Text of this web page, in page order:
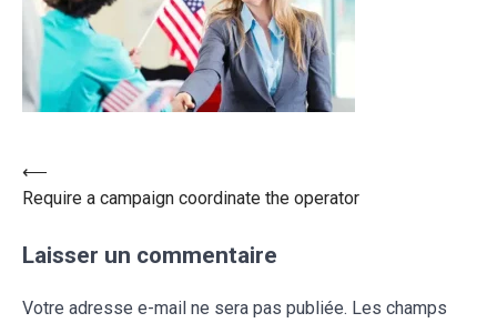
⟵
Require a campaign coordinate the operator
Laisser un commentaire
Votre adresse e-mail ne sera pas publiée. Les champs